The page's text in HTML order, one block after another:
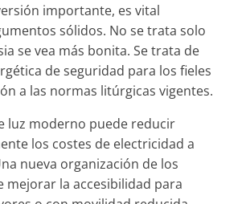
importante, es vital
sólidos. No se trata solo
se vea más bonita. Se trata de
de seguridad para los fieles
a las normas litúrgicas vigentes.
luz moderno puede reducir
los costes de electricidad a
nueva organización de los
mejorar la accesibilidad para